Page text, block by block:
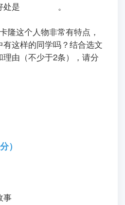
处是
。
隆这个人物非常有特点，
这样的同学吗？结合选文
由（不少于2条），请分
）
事